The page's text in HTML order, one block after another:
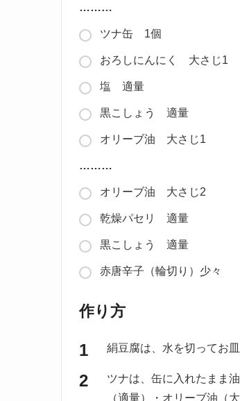
………
ツナ缶 1個
おろしにんにく 大さじ1
塩 適量
黒こしょう 適量
オリーブ油 大さじ1
………
オリーブ油 大さじ2
乾燥パセリ 適量
黒こしょう 適量
赤唐辛子（輪切り）少々
作り方
絹豆腐は、水を切ってお
ツナは、缶に入れたまま
（適量）・オリーブ油（